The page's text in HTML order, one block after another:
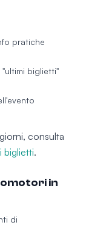
pratiche
biglietti"
consulta
biglietti.
in
di